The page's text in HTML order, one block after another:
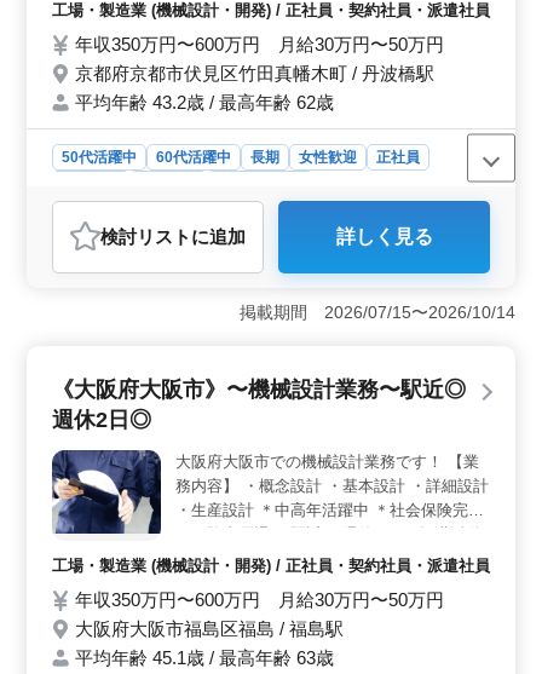
人の特徴〜 機械設計20年以上の経験のある
方優遇◎ 使用CAD：autocad(2D),
inventor(3D) 50代以上の新規採用実績有り
募お待ちしております！
工場・製造業 (機械設計・開発) / 正社員・契約社員・派遣社員
年収350万円〜600万円 月給30万円〜50万円
京都府京都市伏見区竹田真幡木町 / 丹波橋駅
平均年齢 43.2歳 / 最高年齢 62歳
50代活躍中 60代活躍中 長期 女性歓迎
正社員
おすすめポイント
＜働きやすさ＞ 京都市伏見区にあるロボットシステム
インテグレーターの会社での機械設計の求人です。最寄
り駅の丹波橋駅から通いやすく、土日祝日休みの週休2日
制で年間休日は120日あります。 ＜給与・福利厚生
勤手当は実費支給され、社会保険も完備されています。
福利厚生が充実しているため、安心して長期的に働くこ
とが可能です。 ＜キャリアや人間関係＞ この求人
では、特に20年以上の機械設計経験がある方を優遇して
います。使用するCADはAutoCAD（2D）および
Inventor（3D）です。機械設計の実務経験が5年以上あれ
ば応募可能で、年齢よりも経験を重視しています。
検討リスト に追加 詳しく見る
掲載期間 2026/07/15〜2026/10/14
《大阪府大阪市》〜機械設計業務〜駅近◎
週休2日◎
大阪府大阪市での機械設計業務です！ 【業
務内容】 ・概念設計 ・基本設計 ・詳細設計
・生産設計 ＊中高年活躍中 ＊社会保険完備
されている方まずはお問い合わせください
工場・製造業 (機械設計・開発) / 正社員・契約社員・派遣社員
年収350万円〜600万円 月給30万円〜50万円
大阪府大阪市福島区福島 / 福島駅
平均年齢 45.1歳 / 最高年齢 63歳